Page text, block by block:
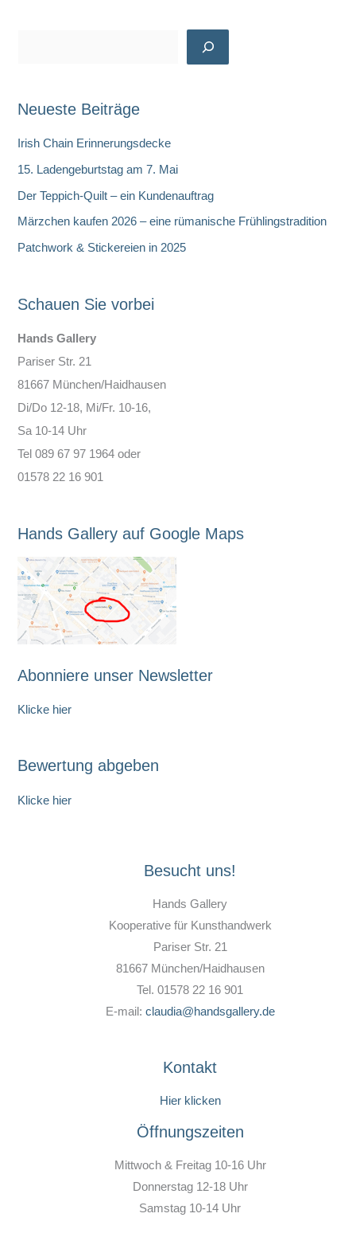
h
Neueste Beiträge
Irish Chain Erinnerungsdecke
15. Ladengeburtstag am 7. Mai
Der Teppich-Quilt – ein Kundenauftrag
Märzchen kaufen 2026 – eine rümanische Frühlingstradition
Patchwork & Stickereien in 2025
Schauen Sie vorbei
Hands Gallery
Pariser Str. 21
81667 München/Haidhausen
Di/Do 12-18, Mi/Fr. 10-16,
Sa 10-14 Uhr
Tel 089 67 97 1964 oder
01578 22 16 901
Hands Gallery auf Google Maps
Abonniere unser Newsletter
Klicke hier
Bewertung abgeben
Klicke hier
Besucht uns!
Hands Gallery
Kooperative für Kunsthandwerk
Pariser Str. 21
81667 München/Haidhausen
Tel. 01578 22 16 901
E-mail: claudia@handsgallery.de
Kontakt
Hier klicken
Öffnungszeiten
Mittwoch & Freitag 10-16 Uhr
Donnerstag 12-18 Uhr
Samstag 10-14 Uhr